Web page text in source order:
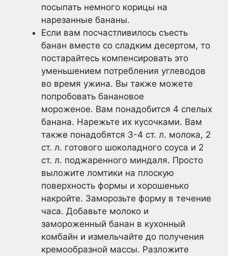
посыпать немного корицы на
нарезанные бананы.
Если вам посчастливилось съесть
банан вместе со сладким десертом, то
постарайтесь компенсировать это
уменьшением потребления углеводов
во время ужина. Вы также можете
попробовать банановое
мороженое. Вам понадобится 4 спелых
банана. Нарежьте их кусочками. Вам
также понадобятся 3-4 ст. л. молока, 2
ст. л. готового шоколадного соуса и 2
ст. л. поджаренного миндаля. Просто
выложите ломтики на плоскую
поверхность формы и хорошенько
накройте. Заморозьте форму в течение
часа. Добавьте молоко и
замороженный банан в кухонный
комбайн и измельчайте до получения
кремообразной массы. Разложите